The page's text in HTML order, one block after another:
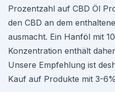
Prozentzahl auf CBD Öl
den CBD an dem
ausmacht. Ein Hanföl mit
Konzentration enthält
Unsere Empfehlung ist
Kauf auf Produkte mit 3-